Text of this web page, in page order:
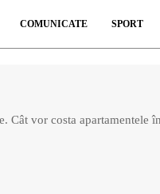
COMUNICATE SPORT
Cât vor costa apartamentele